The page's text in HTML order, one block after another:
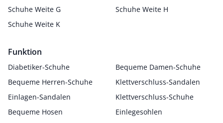
Schuhe Weite G
Schuhe Weite H
Schuhe Weite K
Funktion
Diabetiker-Schuhe
Bequeme Damen-Schuhe
Bequeme Herren-Schuhe
Klettverschluss-Sandalen
Einlagen-Sandalen
Klettverschluss-Schuhe
Bequeme Hosen
Einlegesohlen